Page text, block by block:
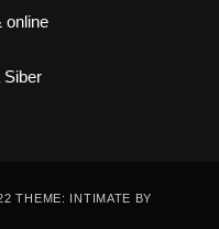
online
Siber
THEME: INTIMATE BY